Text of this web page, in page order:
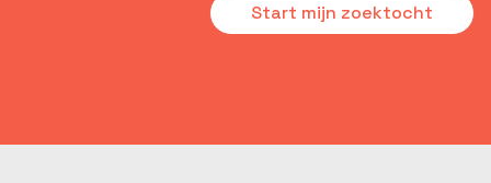
Start mijn zoektocht